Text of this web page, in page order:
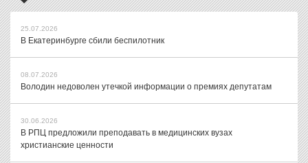
25.07.2026
В Екатеринбурге сбили беспилотник
08.07.2026
Володин недоволен утечкой информации о премиях депутатам
30.06.2026
В РПЦ предложили преподавать в медицинских вузах
христианские ценности